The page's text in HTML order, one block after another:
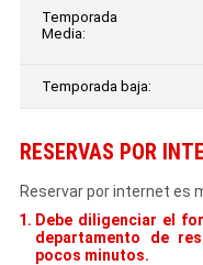
Temporada
Media:
Temporada baja:
RESERVAS POR
Reservar por internet es
Debe diligenciar el
departamento de
pocos minutos.